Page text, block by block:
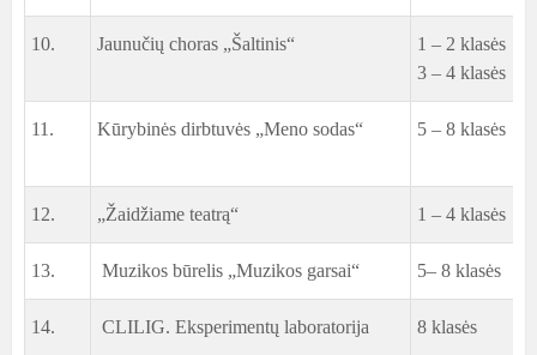
10. Jaunučių choras „Šaltinis“
1 – 2 klasės
3 – 4 klasės
11. Kūrybinės dirbtuvės „Meno sodas“ 5 – 8 klasės
12. „Žaidžiame teatrą“ 1 – 4 klasės
13. Muzikos būrelis „Muzikos garsai“ 5– 8 klasės
14. CLILIG. Eksperimentų laboratorija 8 klasės